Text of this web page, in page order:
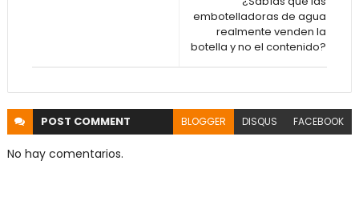
embotelladoras de agua
realmente venden la
botella y no el contenido?
POST COMMENT BLOGGER DISQUS FACEBOOK
No hay comentarios.